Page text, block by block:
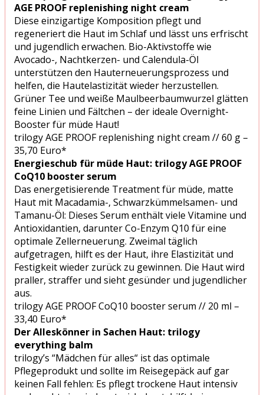
AGE PROOF replenishing night cream
Diese einzigartige Komposition pflegt und
regeneriert die Haut im Schlaf und lässt uns erfrischt
und jugendlich erwachen. Bio-Aktivstoffe wie
Avocado-, Nachtkerzen- und Calendula-Öl
unterstützen den Hauterneuerungsprozess und
helfen, die Hautelastizität wieder herzustellen.
Grüner Tee und weiße Maulbeerbaumwurzel glätten
feine Linien und Fältchen – der ideale Overnight-
Booster für müde Haut!
trilogy AGE PROOF replenishing night cream // 60 g –
35,70 Euro*
Energieschub für müde Haut: trilogy AGE PROOF
CoQ10 booster serum
Das energetisierende Treatment für müde, matte
Haut mit Macadamia-, Schwarzkümmelsamen- und
Tamanu-Öl: Dieses Serum enthält viele Vitamine und
Antioxidantien, darunter Co-Enzym Q10 für eine
optimale Zellerneuerung. Zweimal täglich
aufgetragen, hilft es der Haut, ihre Elastizität und
Festigkeit wieder zurück zu gewinnen. Die Haut wird
praller, straffer und sieht gesünder und jugendlicher
aus.
trilogy AGE PROOF CoQ10 booster serum // 20 ml –
33,40 Euro*
Der Alleskönner in Sachen Haut: trilogy
everything balm
trilogy’s “Mädchen für alles“ ist das optimale
Pflegeprodukt und sollte im Reisegepäck auf gar
keinen Fall fehlen: Es pflegt trockene Haut intensiv